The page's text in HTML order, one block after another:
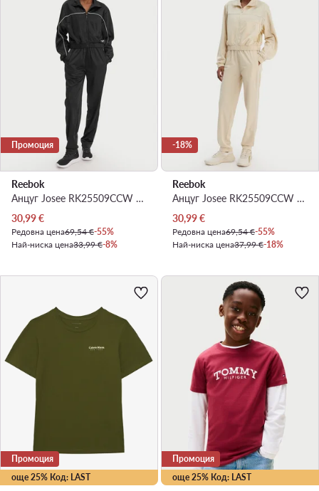
Промоция
Reebok
Анцуг Josee RK25509CCW Черен Regular Fit
Актуална цена
30,99€
Редовна цена69,54 €-55%
Най-ниска цена33,99 €-8%
-18%
Reebok
Анцуг Josee RK25509CCW Бежов Regular Fit
Актуална цена
30,99€
Редовна цена69,54 €-55%
Най-ниска цена37,99 €-18%
още 25% Код: LAST
Промоция
още 25% Код: LAST
Промоция